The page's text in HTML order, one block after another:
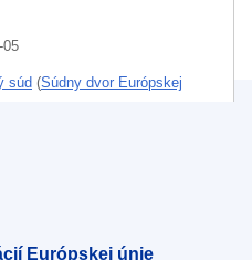
05
súd (Súdny dvor Európskej
Európskej únie
Európskej únie